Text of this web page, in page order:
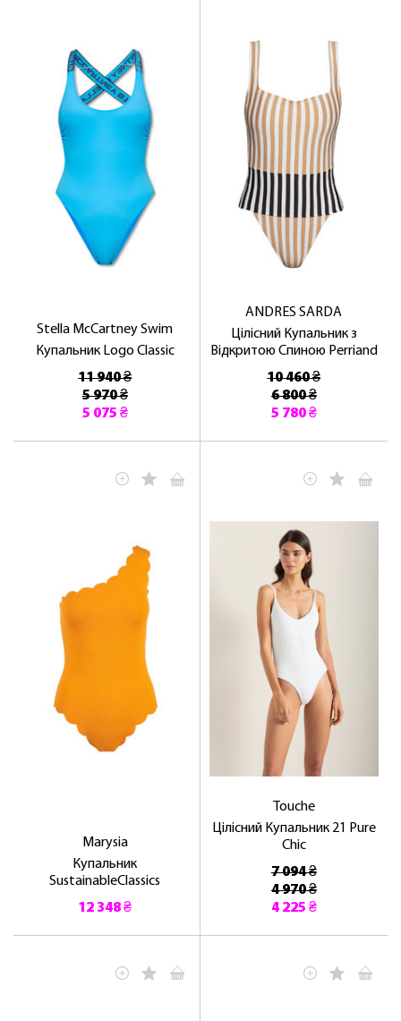
Stella McCartney Swim
Купальник Logo Classic
11 940 ₴
5 970 ₴
5 075 ₴
ANDRES SARDA
Цілісний Купальник з
Відкритою Спиною Perriand
10 460 ₴
6 800 ₴
5 780 ₴
Marysia
Купальник
SustainableClassics
12 348 ₴
Touche
Цілісний Купальник 21 Pure
Chic
7 094 ₴
4 970 ₴
4 225 ₴